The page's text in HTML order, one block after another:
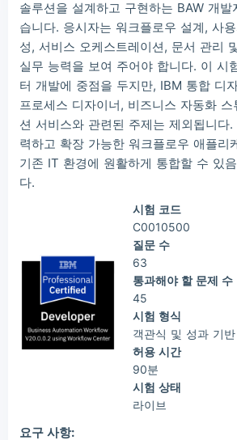
솔루션을 설계하고 구현하는 BAW 개발
습니다. 응시자는 워크플로우 설계, 사
성, 서비스 오케스트레이션, 문서 관리
실무 능력을 보여 주어야 합니다. 이 시
터 개발에 중점을 두지만, IBM 통합 디
프로세스 디자이너, 비즈니스 자동화 스
션 서비스와 관련된 주제는 제외됩니다
력하고 확장 가능한 워크플로우 애플리
기존 IT 환경에 원활하게 통합할 수 있
다.
시험 코드
C0010500
질문 수
63
통과해야 할 문제 수
45
시험 형식
객관식 및 성과 기
허용 시간
90분
시험 상태
라이브
요구 사항: